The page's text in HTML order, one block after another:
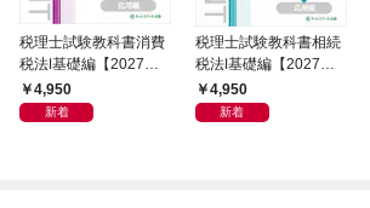
税理士試験教科書消費
税法Ⅰ基礎編【2027年
度版】
4,950
新着
税理士試験教科書相続
税法Ⅰ基礎編【2027年
度版】
4,950
新着